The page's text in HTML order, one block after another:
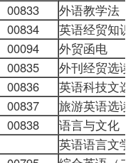
00833
外语教学法
00834
英语经贸知识
00094
外贸函电
00835
外刊经贸选读
00836
英语科技文选
00837
旅游英语选读
00838
语言与文化
英语语言文学